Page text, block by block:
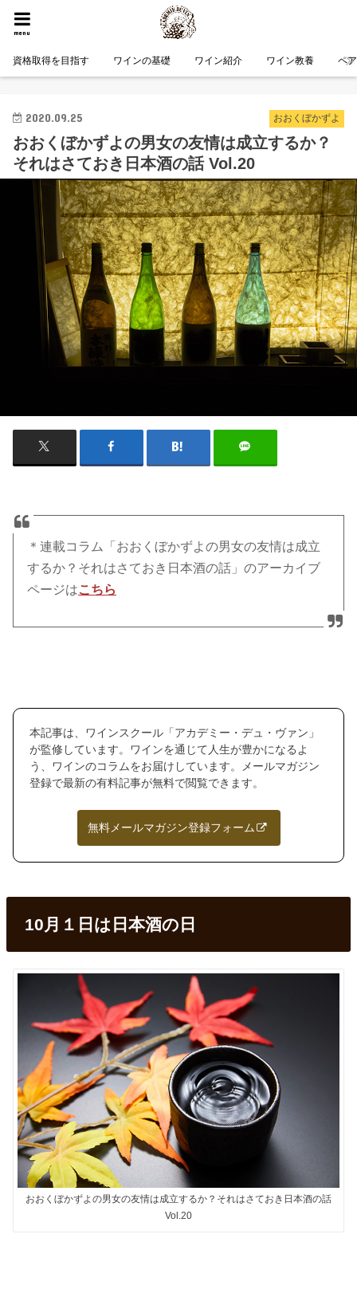
menu
資格取得を目指す ワインの基礎 ワイン紹介 ワイン教養 ペ
HOME
おおくぼかずよの男女の友情は成立するか？それはさておき日本酒の話 Vol.20
おおくぼかずよ
2020.09.25
おおくぼかずよの男女の友情は成立するか？
それはさておき日本酒の話 Vol.20
＊連載コラム「おおくぼかずよの男女の友情は成立
するか？それはさておき日本酒の話」のアーカイブ
ページはこちら
本記事は、ワインスクール「アカデミー・デュ・ヴァン」
が監修しています。ワインを通じて人生が豊かになるよ
う、ワインのコラムをお届けしています。メールマガジン
登録で最新の有料記事が無料で閲覧できます。
無料メールマガジン登録フォーム
10 月１日は日本酒の日
おおくぼかずよの男女の友情は成立するか？それはさておき日本酒の話
Vol.20